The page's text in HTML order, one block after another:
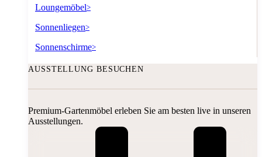
Loungemöbel>
Sonnenliegen>
Sonnenschirme>
AUSSTELLUNG BESUCHEN
Premium-Gartenmöbel erleben Sie am besten live in unseren
Ausstellungen.